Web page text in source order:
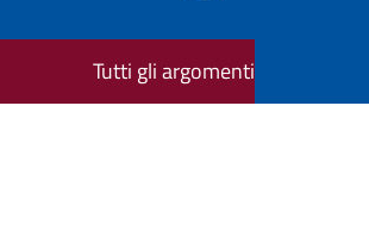
Tutti gli argomenti